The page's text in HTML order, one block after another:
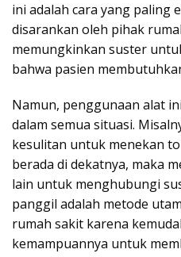
ini adalah cara yang paling
disarankan oleh pihak
memungkinkan suster
bahwa pasien
Namun, penggunaan alat
dalam semua situasi.
kesulitan untuk menekan
berada di dekatnya, maka
lain untuk menghubungi
panggil adalah metode
rumah sakit karena
kemampuannya untuk